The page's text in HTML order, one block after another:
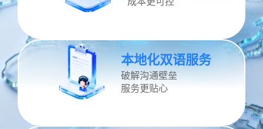
精准供需对接
通过数据智能匹配中俄买卖双方需
求，帮企业精准找客、高效获客，解
决跨境客源难找、匹配不准的问题。
智能交易履约
本地化双语服务
破解沟通壁垒
服务更贴心